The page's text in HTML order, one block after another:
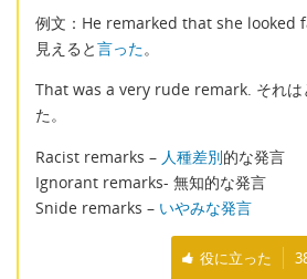
例文：He remarked that she looked
見えると言った。
That was a very rude remark. それは
た。
Racist remarks – 人種差別的な発言
Ignorant remarks- 無知的な発言
Snide remarks – いやみな発言
役に立った